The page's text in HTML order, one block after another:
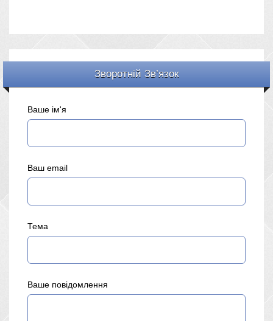
Зворотній Зв’язок
Ваше ім'я
Ваш email
Тема
Ваше повідомлення